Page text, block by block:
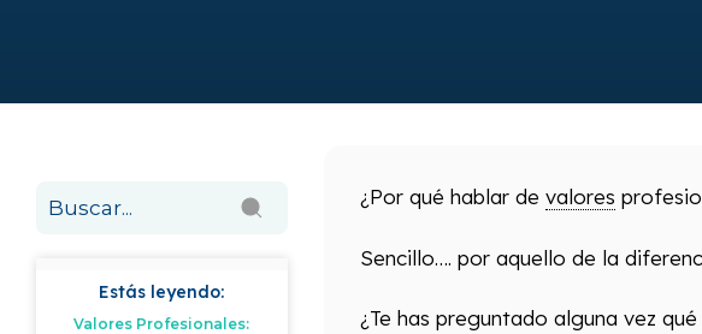
Estás leyendo:
Valores Profesionales:
¿Por qué hablar de valores
Sencillo…. por aquello de la
¿Te has preguntado alguna vez